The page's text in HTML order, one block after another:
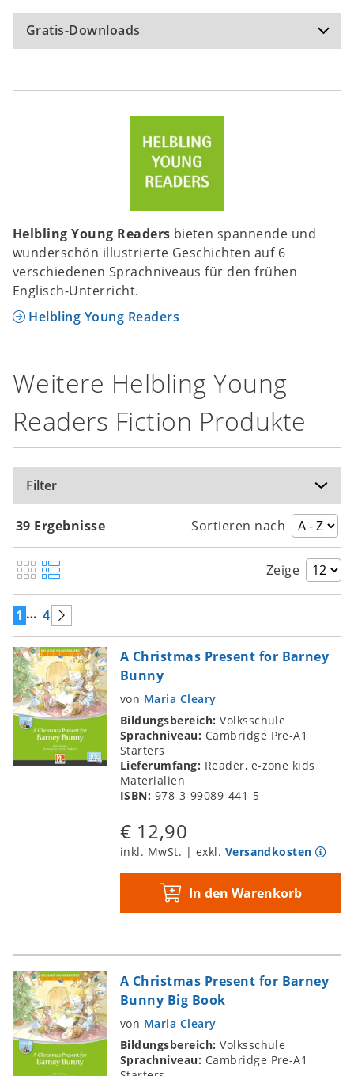
Gratis-Downloads
Helbling Young Readers bieten spannende und
wunderschön illustrierte Geschichten auf 6
verschiedenen Sprachniveaus für den frühen
Englisch-Unterricht.
Helbling Young Readers
Weitere Helbling Young
Readers Fiction Produkte
Filter
39 Ergebnisse Sortieren nach
Zeige
1 … 4
A Christmas Present for Barney
Bunny
von Maria Cleary
Bildungsbereich:Volksschule
Sprachniveau: Cambridge Pre-A1
Starters
Lieferumfang: Reader, e-zone kids
Materialien
ISBN: 978-3-99089-441-5
€ 12,90
inkl. MwSt. | exkl. Versandkosten
In den Warenkorb
A Christmas Present for Barney
Bunny Big Book
von Maria Cleary
Bildungsbereich:Volksschule
Sprachniveau: Cambridge Pre-A1